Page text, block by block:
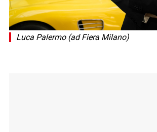
Luca Palermo (ad Fiera Milano)